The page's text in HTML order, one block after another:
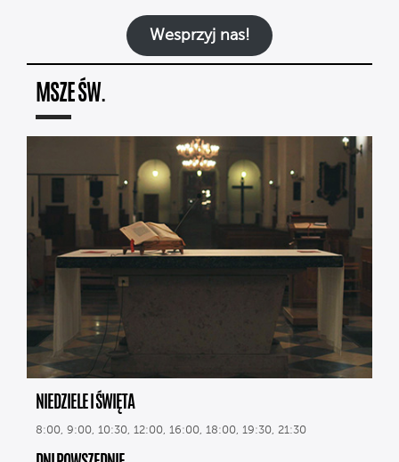
Wesprzyj nas!
MSZE ŚW.
NIEDZIELE I ŚWIĘTA
8:00, 9:00, 10:30, 12:00, 16:00, 18:00, 19:30, 21:30